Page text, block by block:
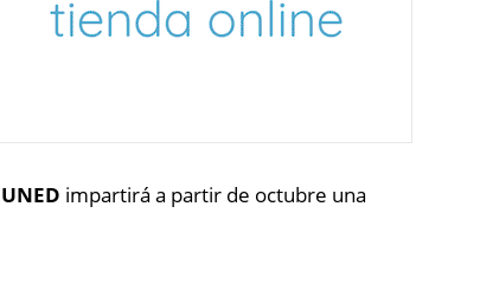
UNED impartirá a partir de octubre una